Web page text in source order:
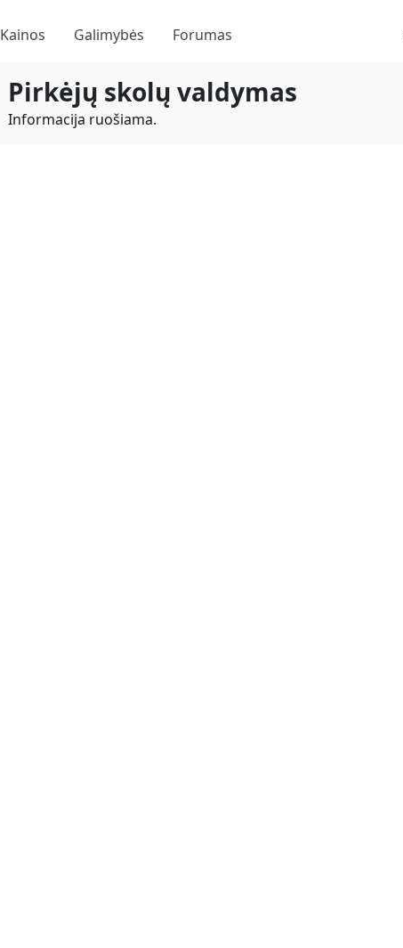
Kainos Galimybės Forumas
Pirkėjų skolų valdymas
Informacija ruošiama.